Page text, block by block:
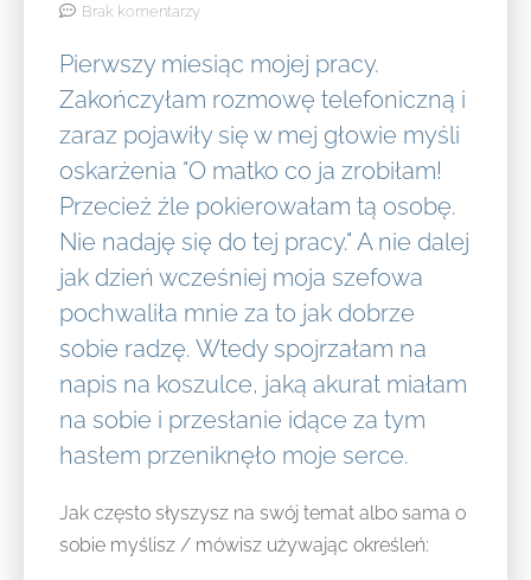
Brak komentarzy
Pierwszy miesiąc mojej pracy.
Zakończyłam rozmowę telefoniczną i
zaraz pojawiły się w mej głowie myśli
oskarżenia "O matko co ja zrobiłam!
Przecież źle pokierowałam tą osobę.
Nie nadaję się do tej pracy." A nie dalej
jak dzień wcześniej moja szefowa
pochwaliła mnie za to jak dobrze
sobie radzę. Wtedy spojrzałam na
napis na koszulce, jaką akurat miałam
na sobie i przesłanie idące za tym
hasłem przeniknęło moje serce.
Jak często słyszysz na swój temat albo sama o
sobie myślisz / mówisz używając określeń: